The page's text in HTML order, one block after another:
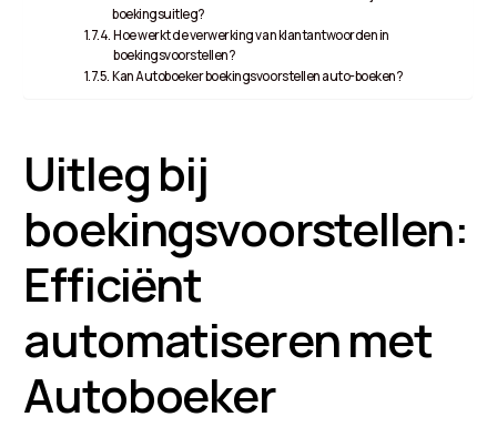
boekingsuitleg?
Hoe werkt de verwerking van klantantwoorden in
boekingsvoorstellen?
Kan Autoboeker boekingsvoorstellen auto-boeken?
Uitleg bij
boekingsvoorstellen:
Efficiënt
automatiseren met
Autoboeker